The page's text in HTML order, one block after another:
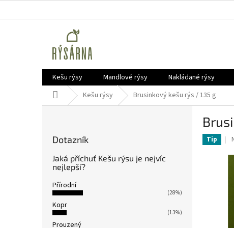
Kešu rýsy Mandlové rýsy Nakládané rýsy
Domů Kešu rýsy Brusinkový kešu rýs / 135 g
Dotazník
Jaká příchuť Kešu rýsu je nejvíc
nejlepší?
Přírodní
(28%)
Kopr
(13%)
Prouzený
Tip